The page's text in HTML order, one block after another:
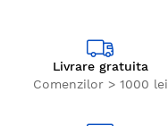
Livrare gratuita
Comenzilor > 1000 lei